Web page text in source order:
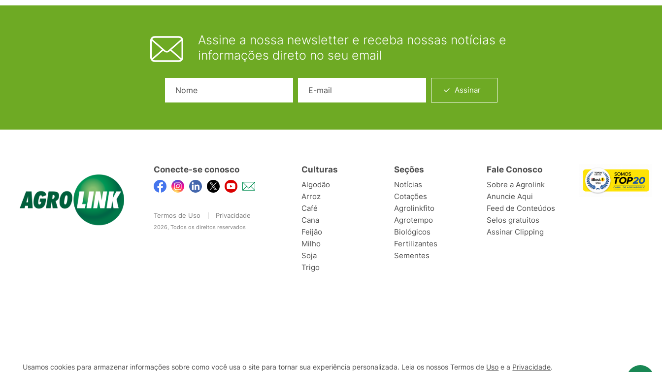
Assine a nossa newsletter e receba nossas notícias e
informações direto no seu email
Assinar
Conecte-se conosco
Termos de Uso Privacidade
2026, Todos os direitos reservados
Culturas
Algodão
Arroz
Café
Cana
Feijão
Milho
Soja
Trigo
Seções
Notícias
Cotações
Agrolinkfito
Agrotempo
Biológicos
Fertilizantes
Sementes
Fale Conosco
Sobre a Agrolink
Anuncie Aqui
Feed de Conteúdos
Selos gratuitos
Assinar Clipping
Usamos cookies para armazenar informações sobre como você usa o site para tornar sua experiência personalizada. Leia os nossos Termos de Uso e a Privacidade.